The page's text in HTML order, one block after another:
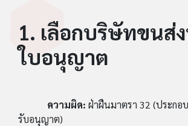
1. เลือกบริษัทขนส่
ใบอนุญาต
ความผิด: ฝ่าฝืนมาตรา 32 (ประกอ
รับอนุญาต)